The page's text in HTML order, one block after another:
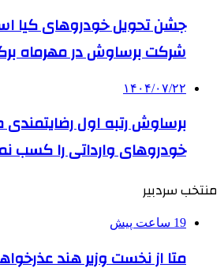
جشن تحویل خودروهای کیا
شرکت برساوش در مهرماه
۱۴۰۴/۰۷/۲۲
برساوش رتبه اول
خودروهای وارداتی را کسب
منتخب سردبیر
19 ساعت پیش
متا از نخست وزیر هند